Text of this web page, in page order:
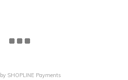
SHOPLINE Payments